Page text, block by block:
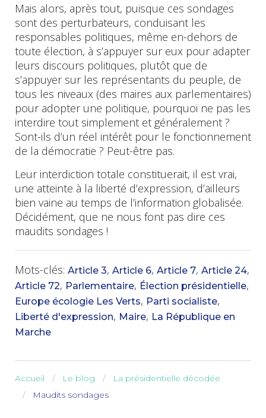
Mais alors, après tout, puisque ces sondages
sont des perturbateurs, conduisant les
responsables politiques, même en-dehors de
toute élection, à s’appuyer sur eux pour adapter
leurs discours politiques, plutôt que de
s’appuyer sur les représentants du peuple, de
tous les niveaux (des maires aux parlementaires)
pour adopter une politique, pourquoi ne pas les
interdire tout simplement et généralement ?
Sont-ils d’un réel intérêt pour le fonctionnement
de la démocratie ? Peut-être pas.
Leur interdiction totale constituerait, il est vrai,
une atteinte à la liberté d’expression, d’ailleurs
bien vaine au temps de l’information globalisée.
Décidément, que ne nous font pas dire ces
maudits sondages !
Mots-clés: Article 3, Article 6, Article 7, Article 24,
Article 72, Parlementaire, Élection présidentielle,
Europe écologie Les Verts, Parti socialiste,
Liberté d'expression, Maire, La République en
Marche
Accueil Le blog
La présidentielle décodée
Maudits sondages